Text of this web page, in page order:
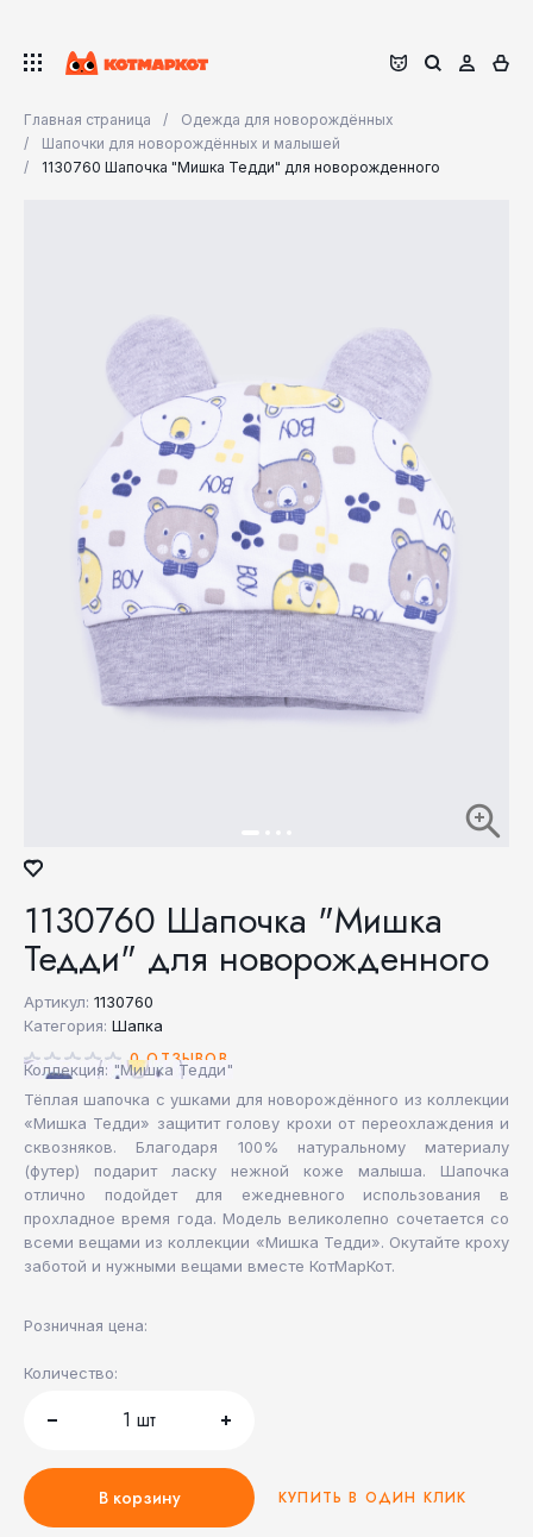
Главная страница
Одежда для новорождённых
Шапочки для новорождённых и малышей
1130760 Шапочка "Мишка Тедди" для новорожденного
1130760 Шапочка "Мишка
Тедди" для новорожденного
Артикул: 1130760
Категория: Шапка
0 ОТЗЫВОВ
Коллекция: "Мишка Тедди"
Тёплая шапочка с ушками для новорождённого из коллекции
«Мишка Тедди» защитит голову крохи от переохлаждения и
сквозняков. Благодаря 100% натуральному материалу
(футер) подарит ласку нежной коже малыша. Шапочка
отлично подойдет для ежедневного использования в
прохладное время года. Модель великолепно сочетается со
всеми вещами из коллекции «Мишка Тедди». Окутайте кроху
заботой и нужными вещами вместе КотМарКот.
Розничная цена:
Количество:
1 шт
В корзину КУПИТЬ В ОДИН КЛИК